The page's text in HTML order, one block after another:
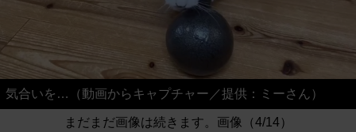
気合いを…（動画からキャプチャー／提供：ミーさん）
まだまだ画像は続きます。画像（4/14）